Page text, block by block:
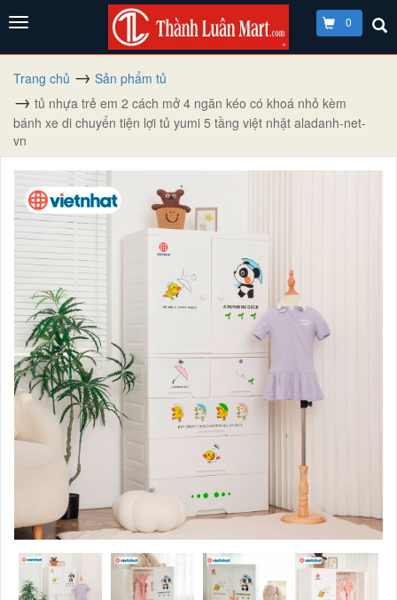
0
Trang chủ
Sản phẩm tủ
tủ nhựa trẻ em 2 cách mở 4 ngăn kéo có khoá nhỏ kèm
bánh xe di chuyển tiện lợi tủ yumi 5 tầng việt nhật aladanh-net-
vn